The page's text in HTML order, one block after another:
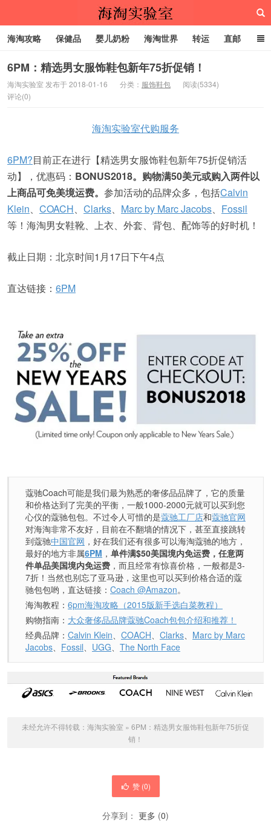
海淘攻略 保健品 婴儿奶粉 海淘世界 转运 直邮
代购服务
6PM：精选男女服饰鞋包新年75折促销！
海淘实验室 发布于 2018-01-16 分类： 服饰鞋包
阅读(5334)
评论(0)
海淘实验室代购服务
6PM?目前正在进行【精选男女服饰鞋包新年75折促销活
动】，优惠码： BONUS2018。购物满50美元或购入两件以
上商品可免美境运费。 参加活动的品牌众多，包括Calvin
Klein、 COACH、 Clarks、 Marc by Marc Jacobs、 Fossil
等！海淘男女鞋靴、上衣、外套、背包、配饰等的好时机！
截止日期：北京时间1月17日下午4点
直达链接： 6PM
蔻驰Coach可能是我们最为熟悉的奢侈品品牌了，它的质量
和价格达到了完美的平衡，一般1000-2000元就可以买到您
心仪的蔻驰包包。不过令人可惜的是蔻驰工厂店和蔻驰官网
对海淘非常不友好，目前在不翻墙的情况下，甚至直接跳转
到蔻驰中国官网 ，好在我们还有很多可以海淘蔻驰的地方，
最好的地方非属6PM ， 单件满$50美国境内免运费，任意两
件单品美国境内免运费 ，而且经常有惊喜价格，一般都是3-
7折！当然也别忘了亚马逊，这里也可以买到价格合适的蔻
驰包包哟，直达链接： Coach @Amazon。
海淘教程： 6pm海淘攻略（2015版新手选白菜教程）
购物指南： 大众奢侈品品牌蔻驰Coach包包介绍和推荐！
经典品牌： Calvin Klein、 COACH、 Clarks、 Marc by Marc
Jacobs、 Fossil、 UGG、 The North Face
未经允许不得转载： 海淘实验室 » 6PM：精选男女服饰鞋包新年75折促
销！
赞 (0)
分享到： 更多 (0)